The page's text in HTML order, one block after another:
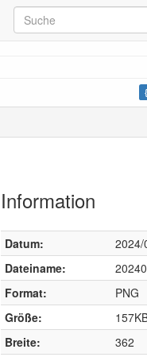
Information
Datum:
2024/
Dateiname:
Format:
PNG
Größe:
Breite:
362